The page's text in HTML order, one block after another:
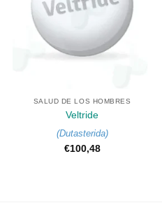
SALUD DE LOS HOMBRES
Veltride
(Dutasterida)
€100,48